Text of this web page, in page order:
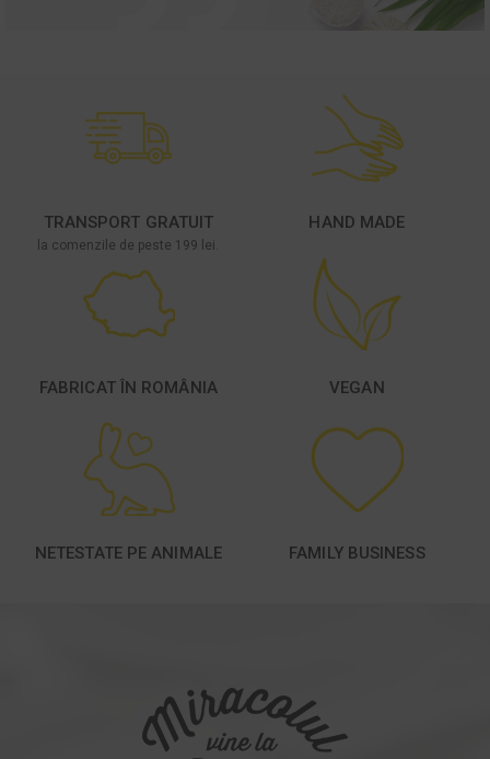
TRANSPORT GRATUIT
la comenzile de peste 199 lei.
HAND MADE
FABRICAT ÎN ROMÂNIA VEGAN
NETESTATE PE ANIMALE FAMILY BUSINESS